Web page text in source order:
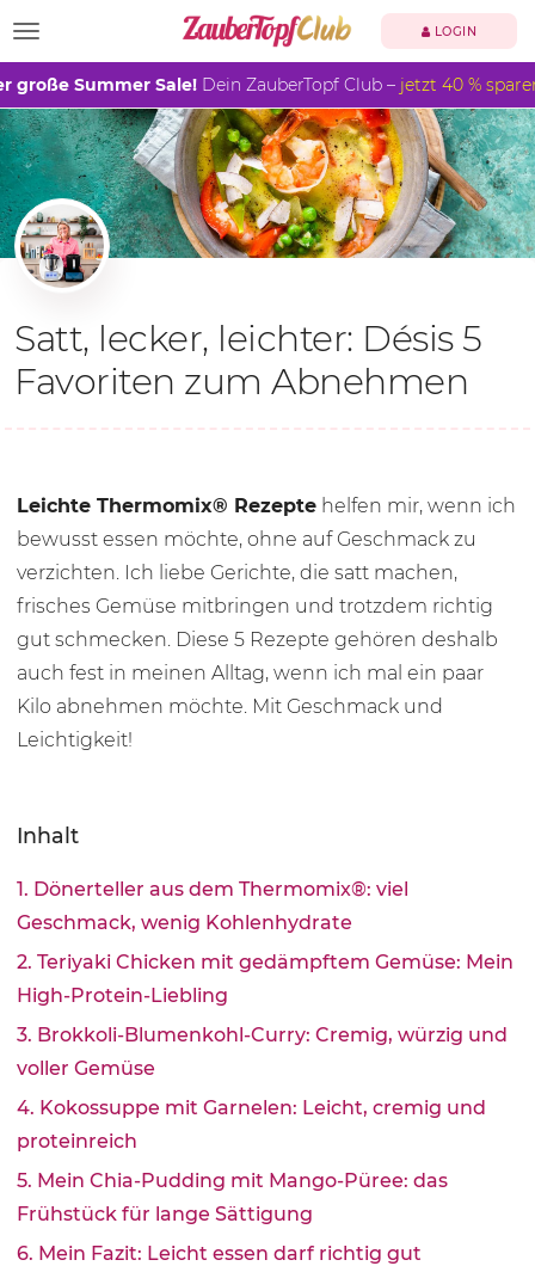
TOGGLE NAVIGATION LOGIN
große Summer Sale! Dein ZauberTopf Club – jetzt 40 %
Satt, lecker, leichter: Désis 5
Favoriten zum Abnehmen
Leichte Thermomix® Rezepte helfen mir, wenn ich
bewusst essen möchte, ohne auf Geschmack zu
verzichten. Ich liebe Gerichte, die satt machen,
frisches Gemüse mitbringen und trotzdem richtig
gut schmecken. Diese 5 Rezepte gehören deshalb
auch fest in meinen Alltag, wenn ich mal ein paar
Kilo abnehmen möchte. Mit Geschmack und
Leichtigkeit!
Inhalt
1. Dönerteller aus dem Thermomix®: viel
Geschmack, wenig Kohlenhydrate
2. Teriyaki Chicken mit gedämpftem Gemüse: Mein
High-Protein-Liebling
3. Brokkoli-Blumenkohl-Curry: Cremig, würzig und
voller Gemüse
4. Kokossuppe mit Garnelen: Leicht, cremig und
proteinreich
5. Mein Chia-Pudding mit Mango-Püree: das
Frühstück für lange Sättigung
6. Mein Fazit: Leicht essen darf richtig gut